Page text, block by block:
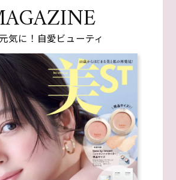
気に！自愛ビューティ